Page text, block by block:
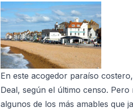
En este acogedor paraíso
Deal, según el último censo.
algunos de los más amables que